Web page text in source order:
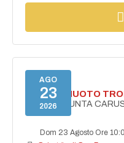
AGO
23
2026
GARA DI NUOTO
TROFEO PUNTA
Dom 23 Agosto Ore